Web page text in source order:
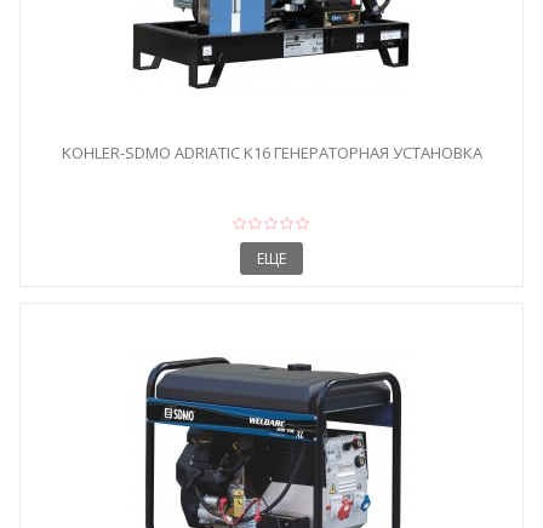
KOHLER-SDMO ADRIATIC K16 ГЕНЕРАТОРНАЯ УСТАНОВКА
ЕЩЕ